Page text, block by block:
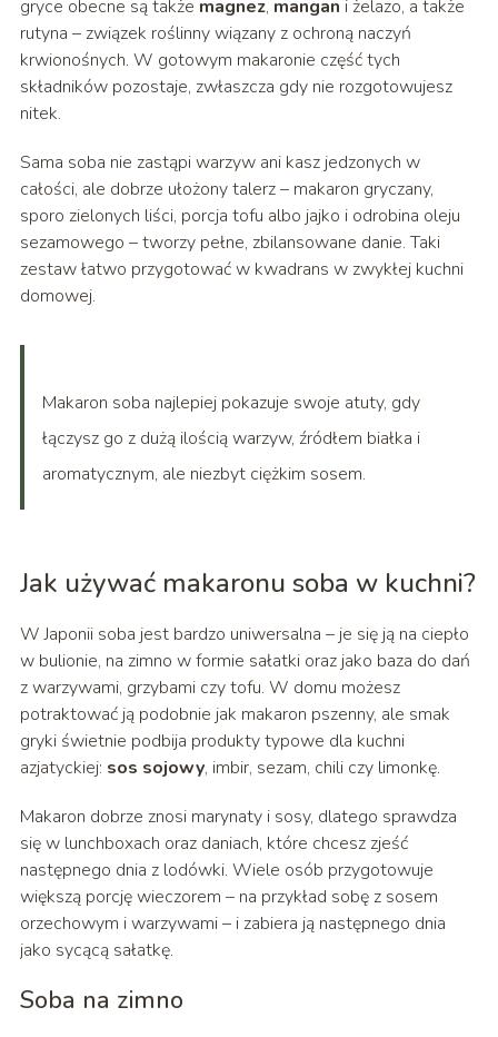
gryce obecne są także magnez, mangan i żelazo, a także
rutyna – związek roślinny wiązany z ochroną naczyń
krwionośnych. W gotowym makaronie część tych
składników pozostaje, zwłaszcza gdy nie rozgotowujesz
nitek.
Sama soba nie zastąpi warzyw ani kasz jedzonych w
całości, ale dobrze ułożony talerz – makaron gryczany,
sporo zielonych liści, porcja tofu albo jajko i odrobina oleju
sezamowego – tworzy pełne, zbilansowane danie. Taki
zestaw łatwo przygotować w kwadrans w zwykłej kuchni
domowej.
Makaron soba najlepiej pokazuje swoje atuty, gdy
łączysz go z dużą ilością warzyw, źródłem białka i
aromatycznym, ale niezbyt ciężkim sosem.
Jak używać makaronu soba w kuchni?
W Japonii soba jest bardzo uniwersalna – je się ją na ciepło
w bulionie, na zimno w formie sałatki oraz jako baza do dań
z warzywami, grzybami czy tofu. W domu możesz
potraktować ją podobnie jak makaron pszenny, ale smak
gryki świetnie podbija produkty typowe dla kuchni
azjatyckiej: sos sojowy, imbir, sezam, chili czy limonkę.
Makaron dobrze znosi marynaty i sosy, dlatego sprawdza
się w lunchboxach oraz daniach, które chcesz zjeść
następnego dnia z lodówki. Wiele osób przygotowuje
większą porcję wieczorem – na przykład sobę z sosem
orzechowym i warzywami – i zabiera ją następnego dnia
jako sycącą sałatkę.
Soba na zimno